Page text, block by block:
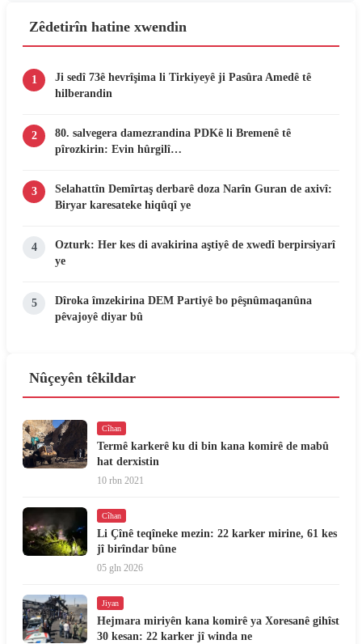
Zêdetirîn hatine xwendin
1
Ji sedî 73ê hevrîşima li Tirkiyeyê ji Pasûra Amedê tê
hilberandin
2
80. salvegera damezrandina PDKê li Bremenê tê
pîrozkirin: Evin hûrgilî…
3
Selahattîn Demîrtaş derbarê doza Narîn Guran de axivî:
Biryar karesateke hiqûqî ye
4
Ozturk: Her kes di avakirina aştiyê de xwedî berpirsiyarî
ye
5
Dîroka îmzekirina DEM Partiyê bo pêşnûmaqanûna
pêvajoyê diyar bû
Nûçeyên têkildar
Cîhan
Termê karkerê ku di bin kana komirê de mabû
hat derxistin
10 rbn 2021
Cîhan
Li Çînê teqîneke mezin: 22 karker mirine, 61 kes
jî birîndar bûne
05 gln 2026
Jiyan
Hejmara miriyên kana komirê ya Xoresanê gihîst
30 kesan: 22 karker jî winda ne